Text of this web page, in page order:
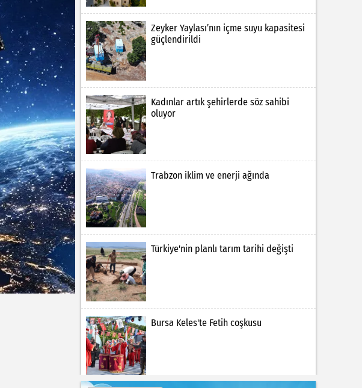
Zeyker Yaylası’nın içme suyu kapasitesi
güçlendirildi
Kadınlar artık şehirlerde söz sahibi
oluyor
Trabzon iklim ve enerji ağında
Türkiye'nin planlı tarım tarihi değişti
Bursa Keles'te Fetih coşkusu